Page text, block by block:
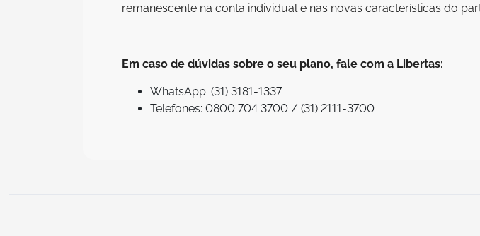
remanescente na conta individual e nas novas características do
Em caso de dúvidas sobre o seu plano, fale com a Libertas:
WhatsApp: (31) 3181-1337
Telefones: 0800 704 3700 / (31) 2111-3700